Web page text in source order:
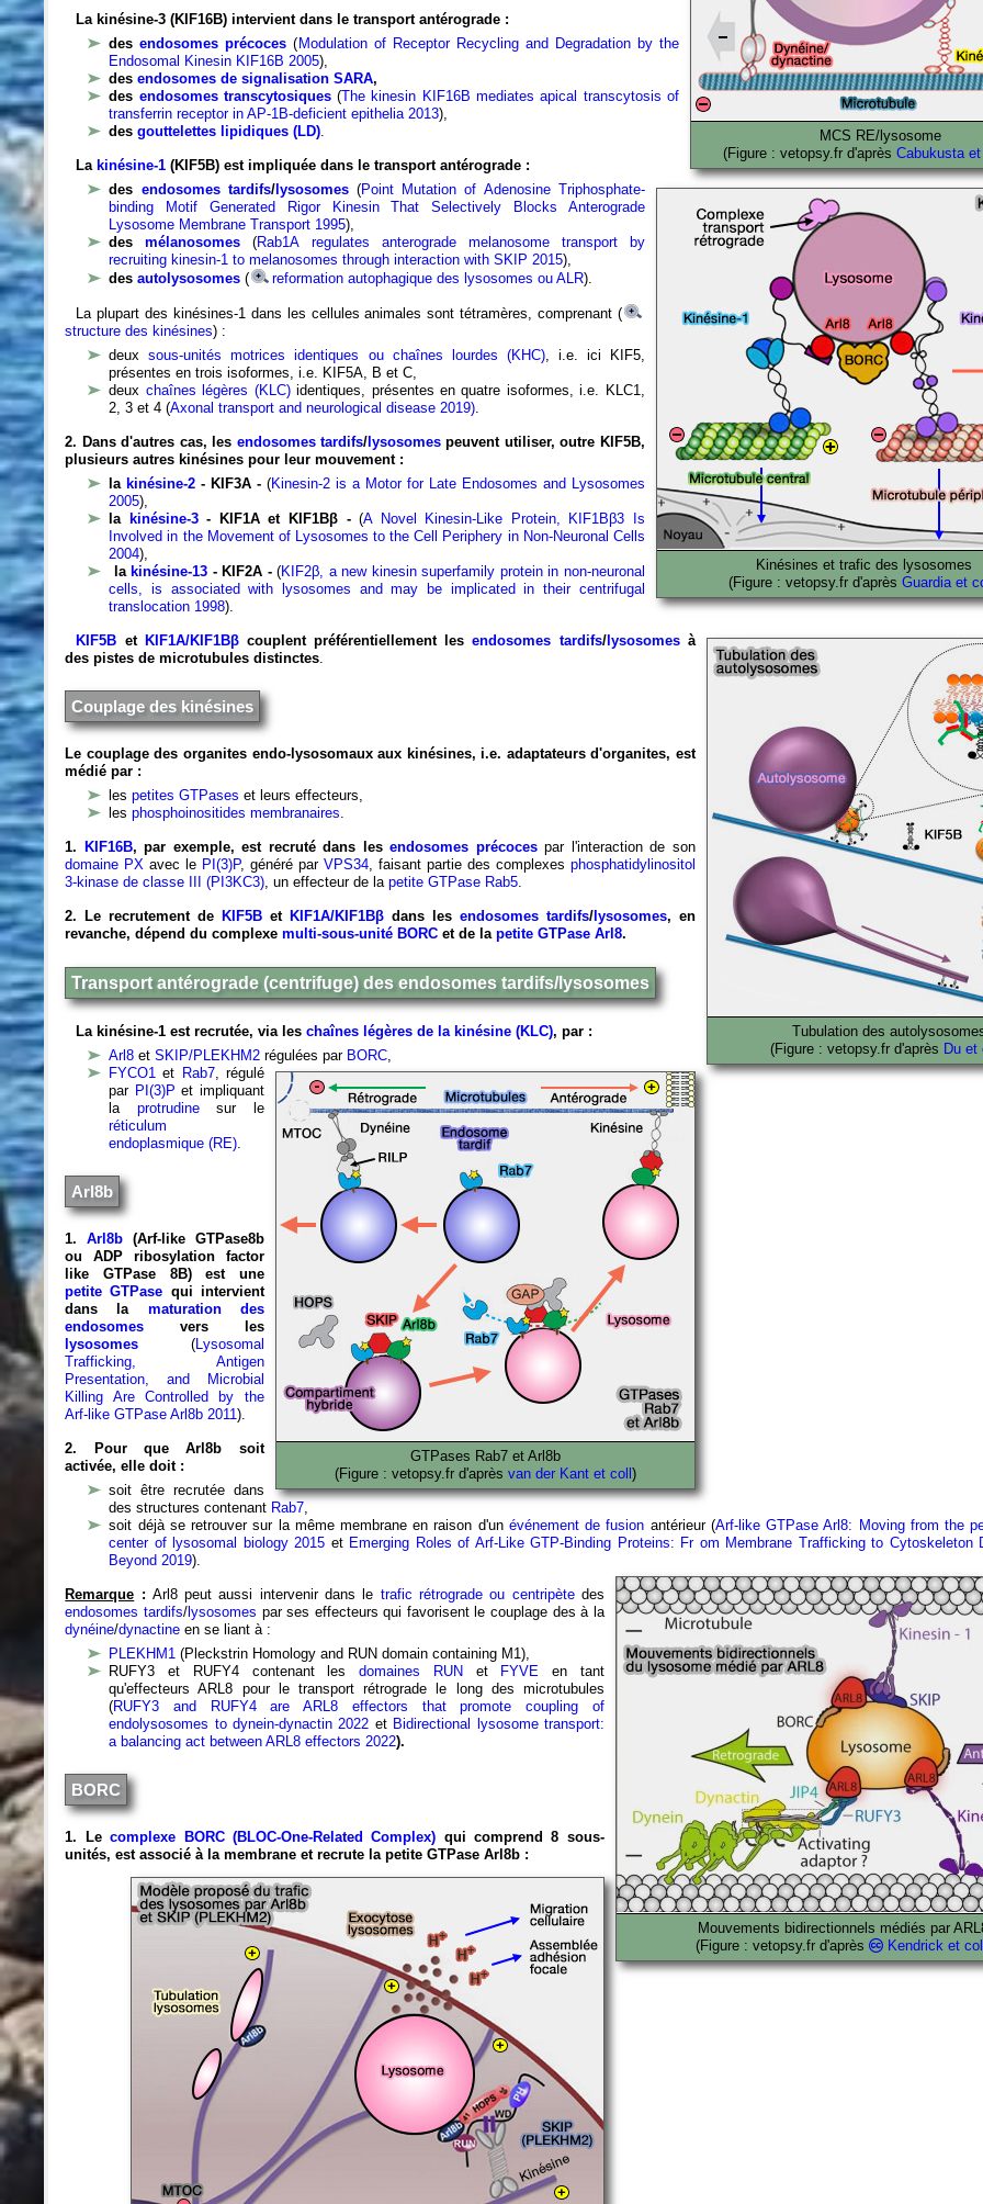
MCS RE/lysosome
(Figure : vetopsy.fr d'aprèsCabukusta
La kinésine-3 (KIF16B) intervient dans le transport antérograde :
desendosomes précoces ( Modulation of Receptor Recycling and Degradation by the
Endosomal Kinesin KIF16B 2005),
desendosomes de signalisation SARA,
des endosomes transcytosiques(The kinesin KIF16B mediates apical transcytosis of
transferrin receptor in AP-1B-deficient epithelia 2013),
desgouttelettes lipidiques (LD).
La kinésine-1 (KIF5B) est impliquée dans le transport antérograde :
Kinésines et trafic des lysosomes
(Figure : vetopsy.fr d'aprèsGuardia et
des endosomes tardifs/lysosomes(Point Mutation of Adenosine Triphosphate-
binding Motif Generated Rigor Kinesin That Selectively Blocks Anterograde
Lysosome Membrane Transport 1995),
desmélanosomes (Rab1A regulates anterograde melanosome transport by
recruiting kinesin-1 to melanosomes through interaction with SKIP 2015),
desautolysosomes ( reformation autophagique des lysosomes ou ALR).
La plupart des kinésines-1 dans les cellules animales sont tétramères, comprenant (
structure des kinésines) :
deuxsous-unités motrices identiques ou chaînes lourdes (KHC), i.e. ici KIF5,
présentes en trois isoformes, i.e. KIF5A, B et C,
deux chaînes légères (KLC)identiques, présentes en quatre isoformes, i.e. KLC1,
2, 3 et 4 (Axonal transport and neurological disease 2019).
2. Dans d'autres cas, les endosomes tardifs/ lysosomes peuvent utiliser, outre KIF5B,
plusieurs autres kinésines pour leur mouvement :
la kinésine-2 - KIF3A - (Kinesin-2 is a Motor for Late Endosomes and Lysosomes
2005),
la kinésine-3- KIF1A et KIF1Bβ -(A Novel Kinesin-Like Protein, KIF1Bβ3 Is
Involved in the Movement of Lysosomes to the Cell Periphery in Non-Neuronal Cells
2004),
la kinésine-13 - KIF2A -(KIF2β, a new kinesin superfamily protein in non-neuronal
cells, is associated with lysosomes and may be implicated in their centrifugal
translocation 1998).
Tubulation des
(Figure : vetopsy.fr d'après Du et
KIF5B et KIF1A/KIF1Bβcouplent préférentiellement lesendosomes tardifs/lysosomesà
des pistes de microtubules distinctes.
Couplage des kinésines
Le couplage des organites endo-lysosomaux aux kinésines, i.e. adaptateurs d'organites, est
médié par :
lespetites GTPases et leurs effecteurs,
lesphosphoinositides membranaires.
1. KIF16B, par exemple, est recruté dans lesendosomes précocespar l'interaction de son
domaine PX avec le PI(3)P, généré parVPS34, faisant partie des complexes phosphatidylinositol
3-kinase de classe III (PI3KC3), un effecteur de lapetite GTPase Rab5.
2. Le recrutement de KIF5B et KIF1A/KIF1Bβ dans les endosomes tardifs/lysosomes, en
revanche, dépend du complexemulti-sous-unité BORC et de lapetite GTPase Arl8.
Transport antérograde (centrifuge) des endosomes tardifs/lysosomes
La kinésine-1 est recrutée, via leschaînes légères de la kinésine (KLC), par :
Arl8 etSKIP/PLEKHM2 régulées par BORC,
GTPases Rab7 et Arl8b
(Figure : vetopsy.fr d'après van der Kant et coll )
FYCO1 et Rab7, régulé
par PI(3)P et impliquant
la protrudinesur le
réticulum
endoplasmique (RE).
Arl8b
1.Arl8b (Arf-like GTPase8b
ou ADP ribosylation factor
like GTPase 8B) est une
petite GTPase qui intervient
dans la maturation des
endosomes vers les
lysosomes (Lysosomal
Trafficking, Antigen
Presentation, and Microbial
Killing Are Controlled by the
Arf-like GTPase Arl8b 2011).
2. Pour que Arl8b soit
activée, elle doit :
soit être recrutée dans
des structures contenant Rab7,
soit déjà se retrouver sur la même membrane en raison d'un événement de fusion antérieur (Arf-like GTPase Arl8: Moving from the
center of lysosomal biology 2015 et Emerging Roles of Arf-Like GTP-Binding Proteins: Fr om Membrane Trafficking to Cytoskeleton
Beyond 2019).
Mouvements bidirectionnels médiés par
(Figure : vetopsy.fr d'après
Kendrick et
Remarque : Arl8 peut aussi intervenir dans le trafic rétrograde ou centripètedes
endosomes tardifs/lysosomes par ses effecteurs qui favorisent le couplage des à la
dynéine/dynactine en se liant à :
PLEKHM1 (Pleckstrin Homology and RUN domain containing M1),
RUFY3 et RUFY4 contenant lesdomaines RUN et FYVE en tant
qu'effecteurs ARL8 pour le transport rétrograde le long des microtubules
(RUFY3 and RUFY4 are ARL8 effectors that promote coupling of
endolysosomes to dynein-dynactin 2022 et Bidirectional lysosome transport:
a balancing act between ARL8 effectors 2022).
BORC
1. Lecomplexe BORC (BLOC-One-Related Complex) qui comprend 8 sous-
unités, est associé à la membrane et recrute la petite GTPase Arl8b :